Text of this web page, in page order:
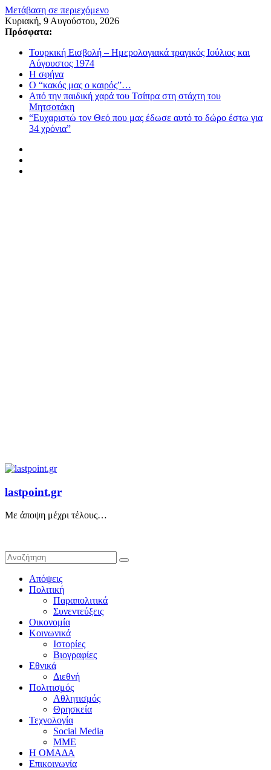
Μετάβαση σε περιεχόμενο
Κυριακή, 9 Αυγούστου, 2026
Πρόσφατα:
Τουρκική Εισβολή – Ημερολογιακά τραγικός Ιούλιος και
Αύγουστος 1974
Η σφήνα
Ο “κακός μας ο καιρός”…
Από την παιδική χαρά του Τσίπρα στη στάχτη του
Μητσοτάκη
“Ευχαριστώ τον Θεό που μας έδωσε αυτό το δώρο έστω για
34 χρόνια”
lastpoint.gr
Με άποψη μέχρι τέλους…
Απόψεις
Πολιτική
Παραπολιτικά
Συνεντεύξεις
Οικονομία
Κοινωνικά
Ιστορίες
Βιογραφίες
Εθνικά
Διεθνή
Πολιτισμός
Αθλητισμός
Θρησκεία
Τεχνολογία
Social Media
ΜΜΕ
Η ΟΜΑΔΑ
Επικοινωνία